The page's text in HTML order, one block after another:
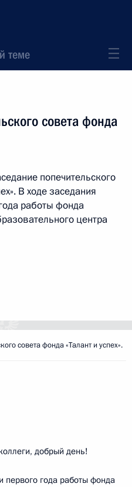
теме
совета фонда
попечительского
В ходе заседания
работы фонда
центра
совета фонда «Талант и успех».
добрый день!
первого года работы фонда